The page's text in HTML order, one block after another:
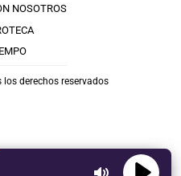
NOSOTROS
derechos reservados